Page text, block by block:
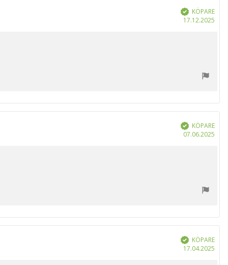
Bekräftad
KÖPARE
17.12.2025
Bekräftad
KÖPARE
07.06.2025
Bekräftad
KÖPARE
17.04.2025